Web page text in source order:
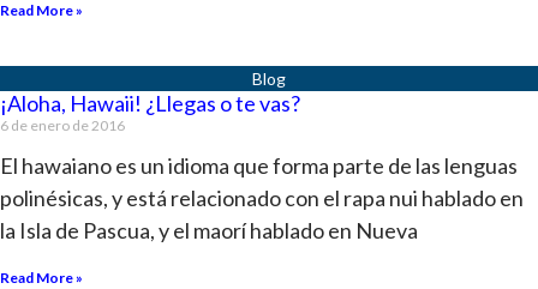
Read More »
¡Aloha, Hawaii! ¿Llegas o te vas?
6 de enero de 2016
El hawaiano es un idioma que forma parte de las lenguas
polinésicas, y está relacionado con el rapa nui hablado en
la Isla de Pascua, y el maorí hablado en Nueva
Read More »